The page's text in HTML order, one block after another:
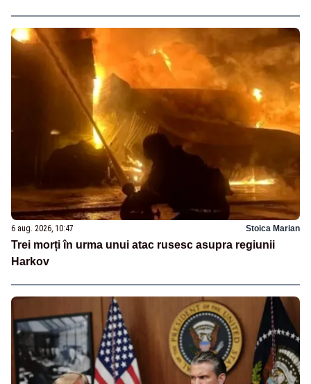
6 aug. 2026, 10:47 Stoica Marian
Trei morți în urma unui atac rusesc asupra regiunii
Harkov